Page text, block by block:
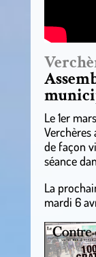
Le 1er
Verchères
de façon
séance
La
mardi 6